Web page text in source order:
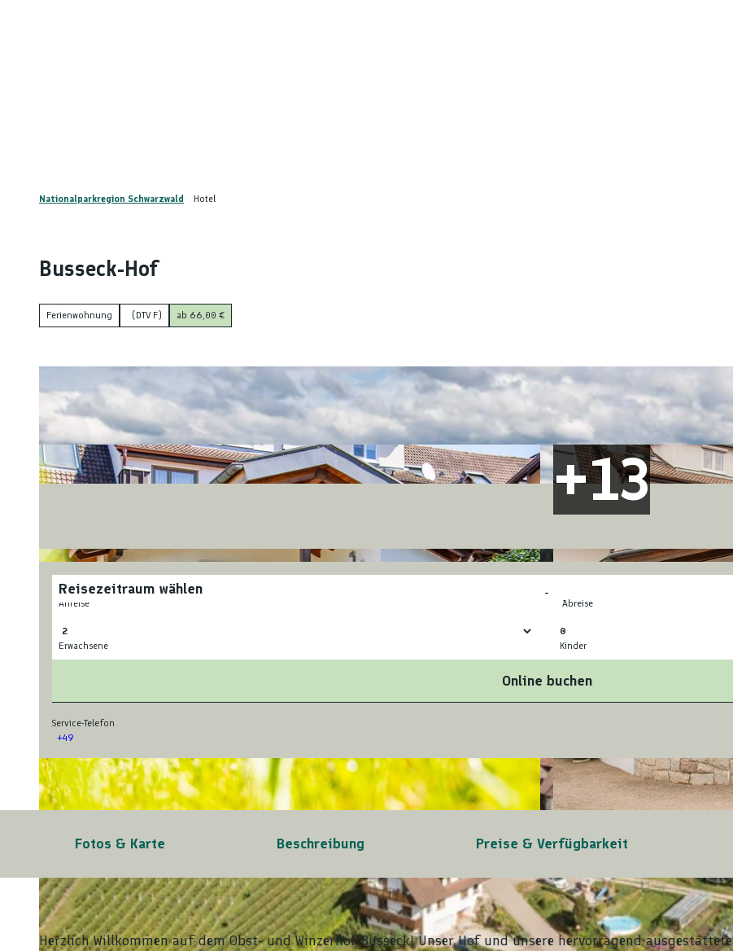
Nationalparkregion Schwarzwald Hotel
Busseck-Hof
Ferienwohnung (DTV F) ab 66,00 €
Reisezeitraum wählen
Anreise
-
Abreise
Erwachsene
0
Kinder
Online buchen
Service-Telefon
+49
Fotos & Karte Beschreibung Preise & Verfügbarkeit
Herzlich Willkommen auf dem Obst- und Winzerhof Busseck! Unser Hof und unsere hervorragend ausgestattete